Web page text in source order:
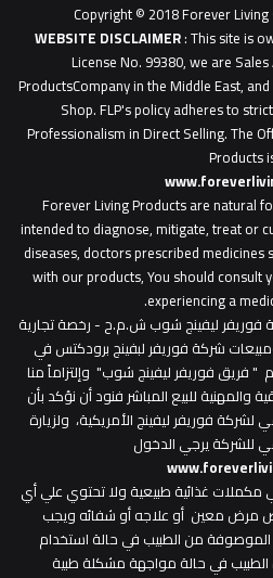
Copyright © 2018 Forever
WEBSITE DISCLAIMER: This site is
License No. 99380, we are
ProductsCompany in the Middle East,
Shop. FLP's policy adheres to
Professionalism in Direct Selling. The
Products
Forever Living Products are natural
intended to diagnose, mitigate, treat or
diseases, doctors prescribed
with our products, You should consult
experiencing a
ليفينج شوب ش.م.ح - رخصة تجارية
ومبيعات شركة فوريفر لبفينج برودكتس في
فريق فوريفر ليفينج شوب" وإلتزاماً منا
والمهنية للبيع المباشر فنود أن نؤكد بأن
فوريفر ليفينج الأمريكية، ولزيارة
للشركة يرجي الدخول
غذائية طبيعية ولا تحتوي علي أي
مرض معين أو علاجه أو شفائه ويجب
الموصوفة من الطبيب في حالة استخدام
الطبيب في حالة مواجهة مشكلة طبية